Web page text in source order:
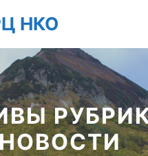
НКО